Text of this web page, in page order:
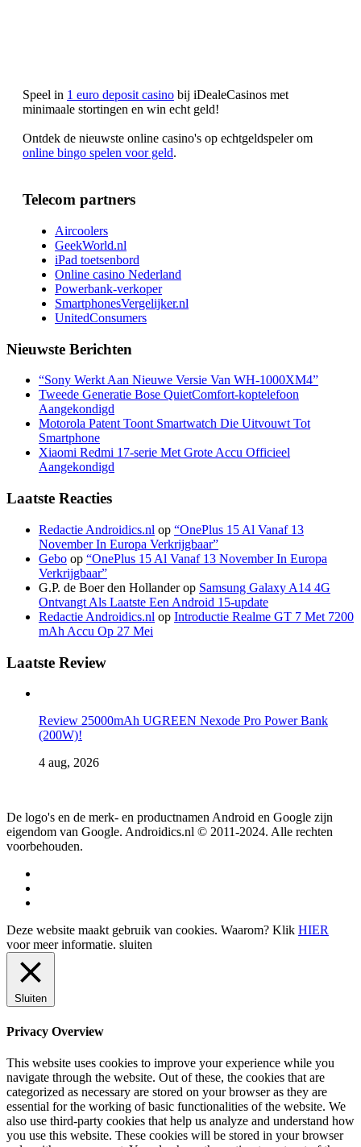
Speel in 1 euro deposit casino bij iDealeCasinos met
minimaale stortingen en win echt geld!
Ontdek de nieuwste online casino's op echtgeldspeler om
online bingo spelen voor geld.
Telecom partners
Aircoolers
GeekWorld.nl
iPad toetsenbord
Online casino Nederland
Powerbank-verkoper
SmartphonesVergelijker.nl
UnitedConsumers
Nieuwste Berichten
“Sony Werkt Aan Nieuwe Versie Van WH-1000XM4”
Tweede Generatie Bose QuietComfort-koptelefoon
Aangekondigd
Motorola Patent Toont Smartwatch Die Uitvouwt Tot
Smartphone
Xiaomi Redmi 17-serie Met Grote Accu Officieel
Aangekondigd
Laatste Reacties
Redactie Androidics.nl op “OnePlus 15 Al Vanaf 13
November In Europa Verkrijgbaar”
Gebo op “OnePlus 15 Al Vanaf 13 November In Europa
Verkrijgbaar”
G.P. de Boer den Hollanderop Samsung Galaxy A14 4G
Ontvangt Als Laatste Een Android 15-update
Redactie Androidics.nl op Introductie Realme GT 7 Met 7200
mAh Accu Op 27 Mei
Laatste Review
Review 25000mAh UGREEN Nexode Pro Power Bank
(200W)!
4 aug, 2026
De logo's en de merk- en productnamen Android en Google zijn
eigendom van Google. Androidics.nl © 2011-2024. Alle rechten
voorbehouden.
Deze website maakt gebruik van cookies. Waarom? Klik HIER
voor meer informatie. sluiten
Sluiten
Privacy Overview
This website uses cookies to improve your experience while you
navigate through the website. Out of these, the cookies that are
categorized as necessary are stored on your browser as they are
essential for the working of basic functionalities of the website. We
also use third-party cookies that help us analyze and understand how
you use this website. These cookies will be stored in your browser